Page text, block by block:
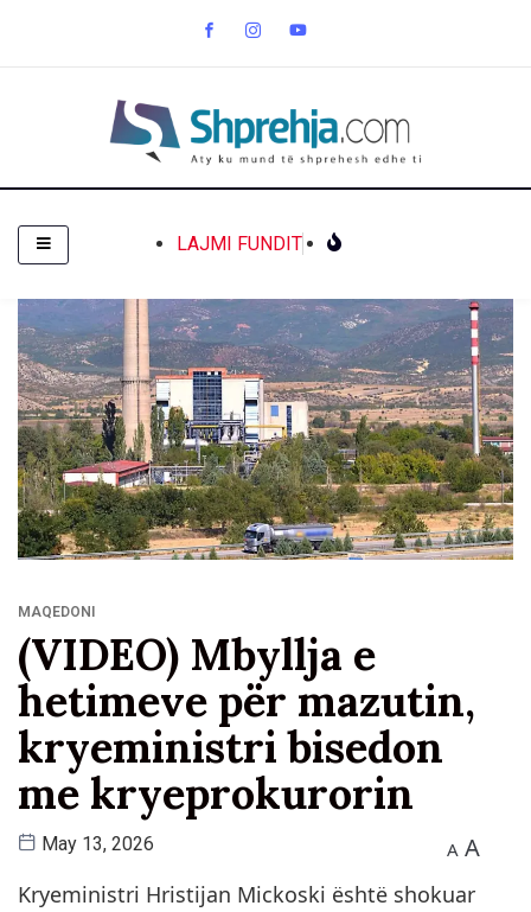
LAJMI FUNDIT
MAQEDONI
(VIDEO) Mbyllja e
hetimeve për mazutin,
kryeministri bisedon
me kryeprokurorin
May 13, 2026 A A
Kryeministri Hristijan Mickoski është shokuar